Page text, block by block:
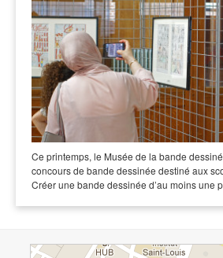
Ce printemps, le Musée de la bande
concours de bande dessinée destiné aux
Créer une bande dessinée d’au moins une